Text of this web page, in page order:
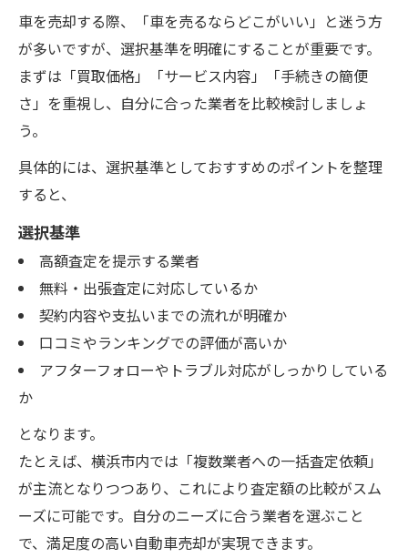
車を売却する際、「車を売るならどこがいい」と迷う方
が多いですが、選択基準を明確にすることが重要です。
まずは「買取価格」「サービス内容」「手続きの簡便
さ」を重視し、自分に合った業者を比較検討しましょ
う。
具体的には、 選択基準としておすすめのポイントを整理
すると、
選択基準
高額査定を提示する業者
無料・出張査定に対応しているか
契約内容や支払いまでの流れが明確か
口コミやランキングでの評価が高いか
アフターフォローやトラブル対応がしっかりしている
か
となります。
たとえば、横浜市内では「複数業者への一括査定依頼」
が主流となりつつあり、これにより査定額の比較がスム
ーズに可能です。自分のニーズに合う業者を選ぶこと
で、満足度の高い自動車売却が実現できます。